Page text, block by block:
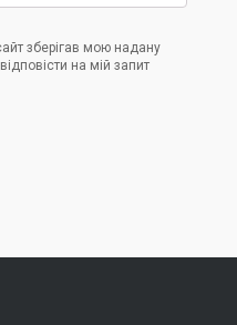
зберігав мою надану
на мій запит